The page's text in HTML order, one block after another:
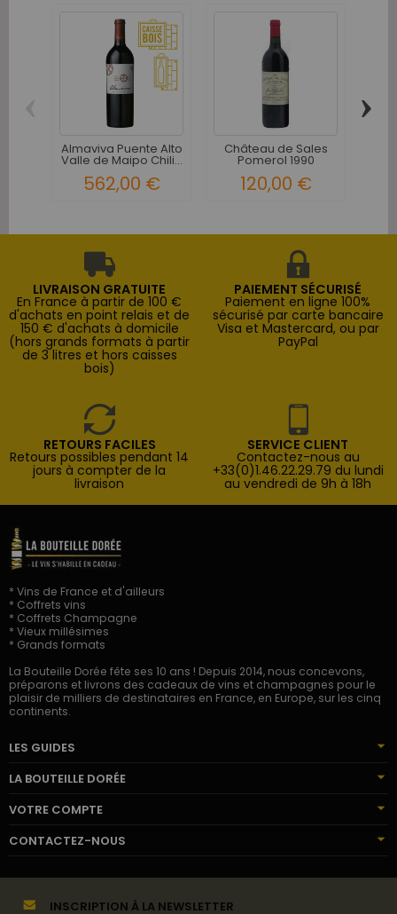
Almaviva Puente Alto
Valle de Maipo Chili...
562,00 €
Château de Sales
Pomerol 1990
120,00 €
›
LIVRAISON GRATUITE
En France à partir de 100 €
d'achats en point relais et de
150 € d'achats à domicile
(hors grands formats à partir
de 3 litres et hors caisses
bois)
PAIEMENT SÉCURISÉ
Paiement en ligne 100%
sécurisé par carte bancaire
Visa et Mastercard, ou par
PayPal
RETOURS FACILES
Retours possibles pendant 14
jours à compter de la
livraison
SERVICE CLIENT
Contactez-nous au
+33(0)1.46.22.29.79 du lundi
au vendredi de 9h à 18h
* Vins de France et d'ailleurs
* Coffrets vins
* Coffrets Champagne
* Vieux millésimes
* Grands formats
La Bouteille Dorée fête ses 10 ans ! Depuis 2014, nous concevons,
préparons et livrons des cadeaux de vins et champagnes pour le
plaisir de milliers de destinataires en France, en Europe, sur les cinq
continents.
LES GUIDES
LA BOUTEILLE DORÉE
VOTRE COMPTE
CONTACTEZ-NOUS
INSCRIPTION À LA NEWSLETTER